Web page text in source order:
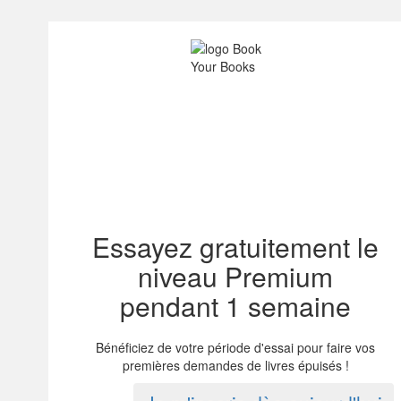
Essayez gratuitement le
niveau Premium
pendant 1 semaine
Bénéficiez de votre période d'essai pour faire vos
premières demandes de livres épuisés !